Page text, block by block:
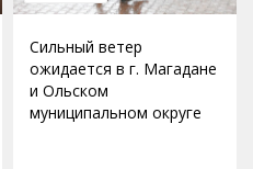
Сильный ветер
ожидается в г. Магадане
и Ольском
муниципальном округе